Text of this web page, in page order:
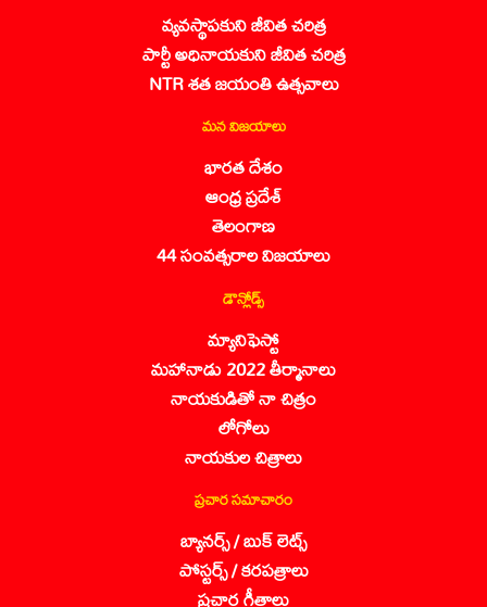
వ్యవస్థాపకుని జీవిత చరిత్ర
పార్టీ అధినాయకుని జీవిత చరిత్ర
NTR శత జయంతి ఉత్సవాలు
మన విజయాలు
భారత దేశం
ఆంధ్ర ప్రదేశ్
తెలంగాణ
44 సంవత్సరాల విజయాలు
డౌన్లోడ్స్
మ్యానిఫెస్టో
మహానాడు 2022 తీర్మానాలు
నాయకుడితో నా చిత్రం
లోగోలు
నాయకుల చిత్రాలు
ప్రచార సమాచారం
బ్యానర్స్ / బుక్ లెట్స్
పోస్టర్స్ / కరపత్రాలు
ప్రచార గీతాలు